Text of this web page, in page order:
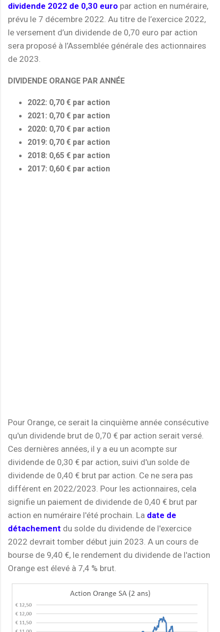
dividende 2022 de 0,30 euro par action en numéraire,
prévu le 7 décembre 2022. Au titre de l’exercice 2022,
le versement d’un dividende de 0,70 euro par action
sera proposé à l’Assemblée générale des actionnaires
de 2023.
DIVIDENDE ORANGE PAR ANNÉE
2022: 0,70 € par action
2021: 0,70 € par action
2020: 0,70 € par action
2019: 0,70 € par action
2018: 0,65 € par action
2017: 0,60 € par action
Pour Orange, ce serait la cinquième année consécutive
qu'un dividende brut de 0,70 € par action serait versé.
Ces dernières années, il y a eu un acompte sur
dividende de 0,30 € par action, suivi d'un solde de
dividende de 0,40 € brut par action. Ce ne sera pas
différent en 2022/2023. Pour les actionnaires, cela
signifie un paiement de dividende de 0,40 € brut par
action en numéraire l'été prochain. La date de
détachement du solde du dividende de l'exercice
2022 devrait tomber début juin 2023. A un cours de
bourse de 9,40 €, le rendement du dividende de l'action
Orange est élevé à 7,4 % brut.